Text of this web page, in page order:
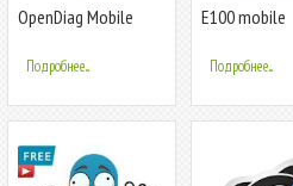
OpenDiag Mobile
Подробнее...
Е100 mobile
Подробнее...